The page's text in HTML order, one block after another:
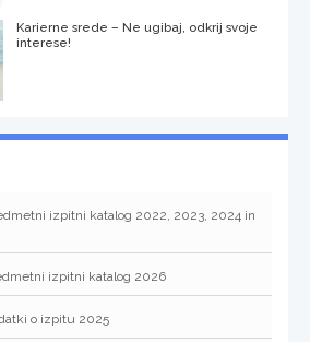
Karierne srede – Ne ugibaj, odkrij svoje
interese!
izpitni katalog 2022, 2023, 2024 in
izpitni katalog 2026
o izpitu 2025